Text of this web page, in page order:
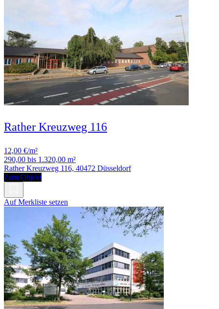
Rather Kreuzweg 116
12,00 €/m²
290,00 bis 1.320,00 m²
Rather Kreuzweg 116, 40472 Düsseldorf
Zum Objekt
Auf Merkliste setzen